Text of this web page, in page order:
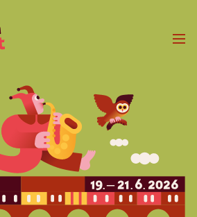
Menü